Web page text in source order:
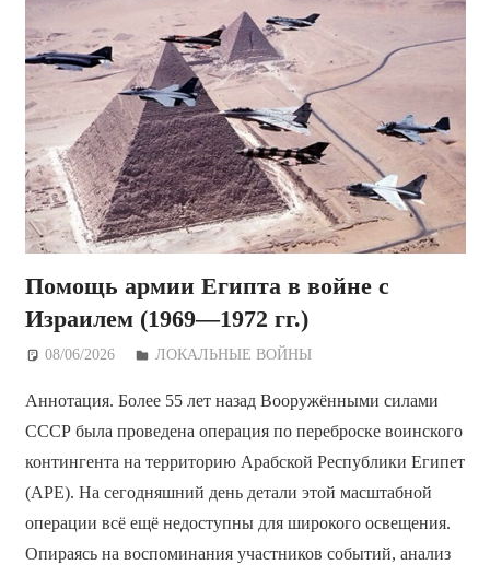
Помощь армии Египта в войне с
Израилем (1969—1972 гг.)
08/06/2026 Дежурный по Редакции
ЛОКАЛЬНЫЕ ВОЙНЫ
Аннотация. Более 55 лет назад Вооружёнными силами
СССР была проведена операция по переброске воинского
контингента на территорию Арабской Республики Египет
(АРЕ). На сегодняшний день детали этой масштабной
операции всё ещё недоступны для широкого освещения.
Опираясь на воспоминания участников событий, анализ